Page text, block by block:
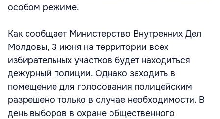
особом режиме.
Как сообщает Министерство Внутренних Дел
Молдовы, 3 июня на территории всех
избирательных участков будет находиться
дежурный полиции. Однако заходить в
помещение для голосования полицейским
разрешено только в случае необходимости. В
день выборов в охране общественного